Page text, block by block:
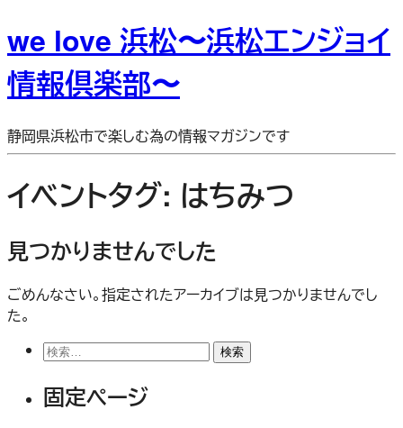
we love 浜松〜浜松エンジョイ
情報倶楽部〜
静岡県浜松市で楽しむ為の情報マガジンです
イベントタグ: はちみつ
見つかりませんでした
ごめんなさい。指定されたアーカイブは見つかりませんでし
た。
検
固定ページ